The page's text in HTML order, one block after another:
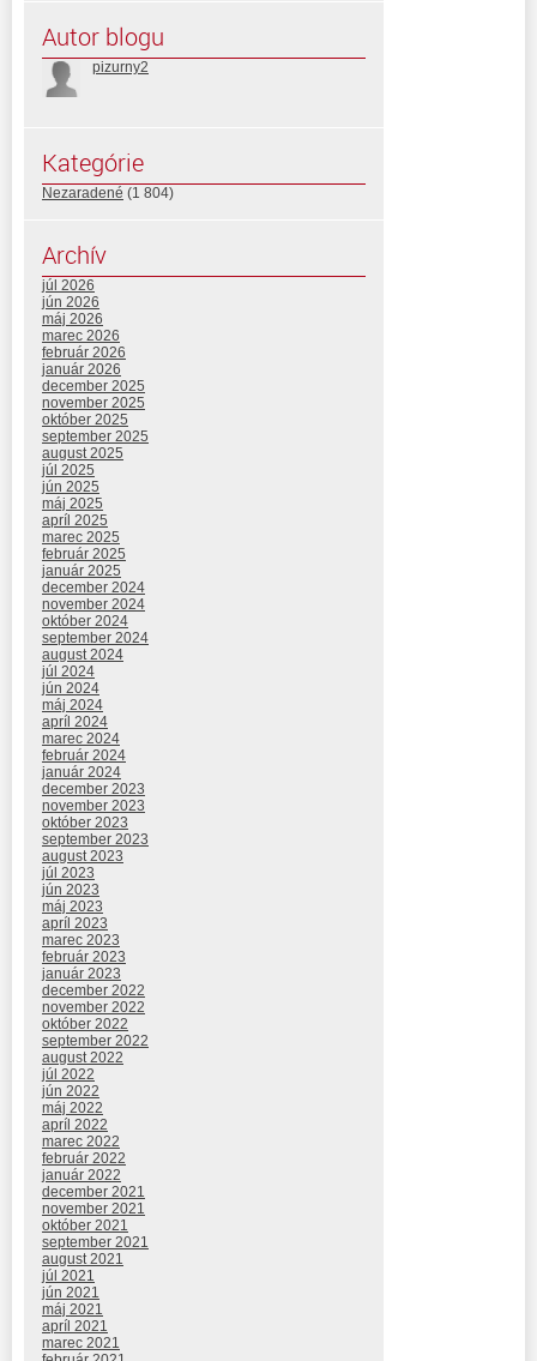
Autor blogu
pizurny2
Kategórie
Nezaradené (1 804)
Archív
júl 2026
jún 2026
máj 2026
marec 2026
február 2026
január 2026
december 2025
november 2025
október 2025
september 2025
august 2025
júl 2025
jún 2025
máj 2025
apríl 2025
marec 2025
február 2025
január 2025
december 2024
november 2024
október 2024
september 2024
august 2024
júl 2024
jún 2024
máj 2024
apríl 2024
marec 2024
február 2024
január 2024
december 2023
november 2023
október 2023
september 2023
august 2023
júl 2023
jún 2023
máj 2023
apríl 2023
marec 2023
február 2023
január 2023
december 2022
november 2022
október 2022
september 2022
august 2022
júl 2022
jún 2022
máj 2022
apríl 2022
marec 2022
február 2022
január 2022
december 2021
november 2021
október 2021
september 2021
august 2021
júl 2021
jún 2021
máj 2021
apríl 2021
marec 2021